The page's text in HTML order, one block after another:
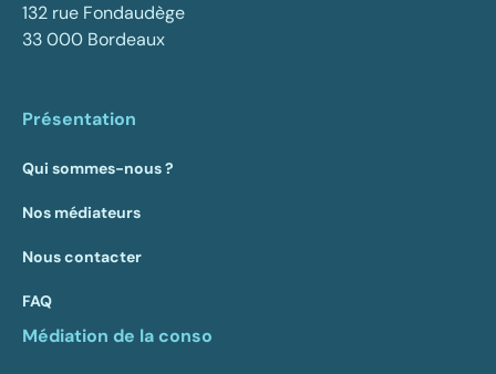
132 rue Fondaudège
33 000 Bordeaux
Présentation
Qui sommes-nous ?
Nos médiateurs
Nous contacter
FAQ
Médiation de la conso